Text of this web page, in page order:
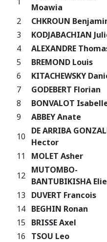
Moawia
2
CHKROUN
3
KODJABACHIAN
4
ALEXANDRE
5
BREMOND Louis
6
KITACHEWSKY
7
GODEBERT Florian
8
BONVALOT
9
ABBEY Anate
10
DE ARRIBA
Hector
11
MOLET Asher
12
MUTOMBO-
BANTUBIKISHA Elie
13
DUVERT Francois
14 BEGHIN Ronan
15
BRISSE Axel
16
TSOU Leo